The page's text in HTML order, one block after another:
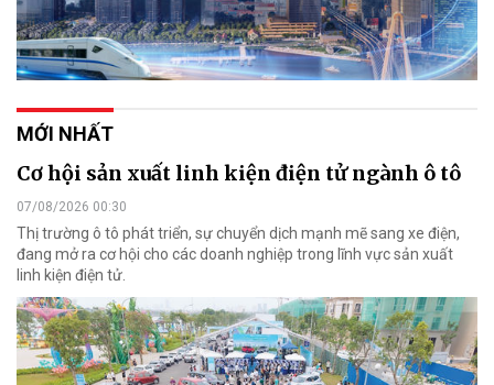
MỚI NHẤT
Cơ hội sản xuất linh kiện điện tử ngành ô tô
07/08/2026 00:30
Thị trường ô tô phát triển, sự chuyển dịch mạnh mẽ sang xe điện,
đang mở ra cơ hội cho các doanh nghiệp trong lĩnh vực sản xuất
linh kiện điện tử.